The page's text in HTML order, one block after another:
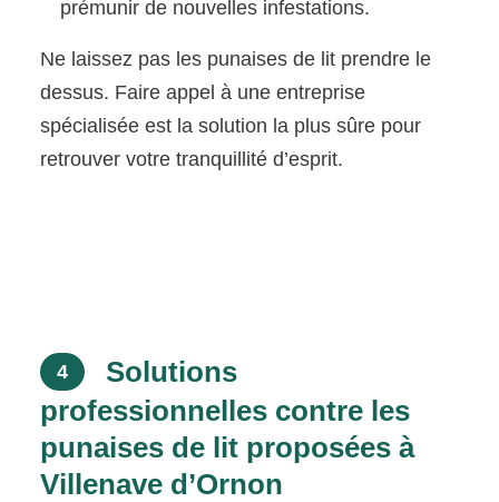
prémunir de nouvelles infestations.
Ne laissez pas les punaises de lit prendre le
dessus. Faire appel à une entreprise
spécialisée est la solution la plus sûre pour
retrouver votre tranquillité d’esprit.
4
Solutions
professionnelles contre les
punaises de lit proposées à
Villenave d’Ornon